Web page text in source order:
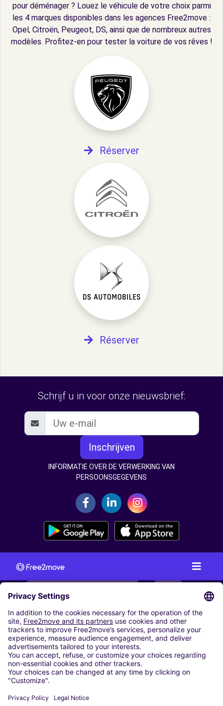
pour déménager ? Louez le véhicule de votre choix parmi
les 4 marques disponibles dans les agences Free2move :
Opel, Citroën, Peugeot, DS, ainsi que de nombreux autres
modèles. Profitez-en pour tester la voiture de vos rêves !
Réserver
Réserver
Schrijf u in voor onze nieuwsbrief:
Inschrijven
INFORMATIE OVER DE VERWERKING VAN
PERSOONSGEGEVENS
AUTODELEN
ONZE STEDEN
Milaan
Rome
Turijn
Wenen
Berlijn
Düsseldorf